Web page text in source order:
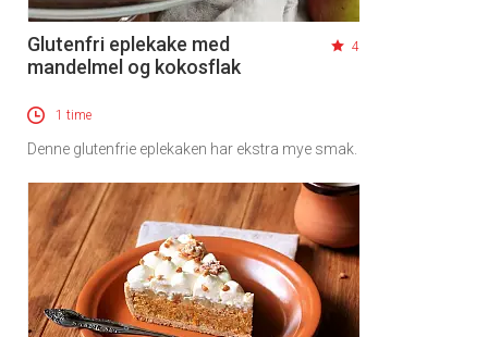
Glutenfri eplekake med
mandelmel og kokosflak
4
1 time
Denne glutenfrie eplekaken har ekstra mye smak.